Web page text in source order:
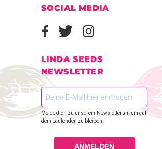
SOCIAL MEDIA
LINDA SEEDS
NEWSLETTER
Melde dich zu unserem Newsletter an, um auf
dem Laufenden zu bleiben.
ANMELDEN